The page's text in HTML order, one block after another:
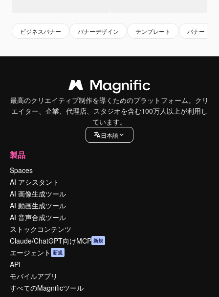
ビジネスバナー バナーデザイン テンプレート バナー
最高のクリエイティブ制作を導くためのプラットフォーム。クリ
エイター、企業、代理店、スタジオを含む100万人以上が利用し
ています。
日本語
製品
Spaces
AI アシスタント
AI 画像生成ツール
AI 動画生成ツール
AI 音声合成ツール
ストックコンテンツ
Claude/ChatGPT向けMCP 新規
エージェント 新規
API
モバイルアプリ
すべてのMagnificツール